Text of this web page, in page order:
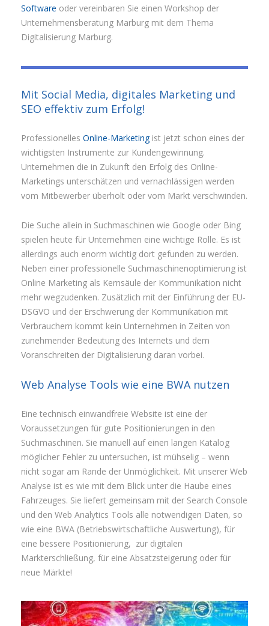
Software oder vereinbaren Sie einen Workshop der
Unternehmensberatung Marburg mit dem Thema
Digitalisierung Marburg.
Mit Social Media, digitales Marketing und
SEO effektiv zum Erfolg!
Professionelles Online-Marketingist jetzt schon eines der
wichtigsten Instrumente zur Kundengewinnung.
Unternehmen die in Zukunft den Erfolg des Online-
Marketings unterschätzen und vernachlässigen werden
vom Mitbewerber überholt oder vom Markt verschwinden.
Die Suche allein in Suchmaschinen wie Google oder Bing
spielen heute für Unternehmen eine wichtige Rolle. Es ist
allerdings auch enorm wichtig dort gefunden zu werden.
Neben einer professionelle Suchmaschinenoptimierung ist
Online Marketing als Kernsäule der Kommunikation nicht
mehr wegzudenken. Zusätzlich mit der Einführung der EU-
DSGVO und der Erschwerung der Kommunikation mit
Verbrauchern kommt kein Unternehmen in Zeiten von
zunehmender Bedeutung des Internets und dem
Voranschreiten der Digitalisierung daran vorbei.
Web Analyse Tools wie eine BWA nutzen
Eine technisch einwandfreie Website ist eine der
Voraussetzungen für gute Positionierungen in den
Suchmaschinen. Sie manuell auf einen langen Katalog
möglicher Fehler zu untersuchen, ist mühselig – wenn
nicht sogar am Rande der Unmöglichkeit. Mit unserer Web
Analyse ist es wie mit dem Blick unter die Haube eines
Fahrzeuges. Sie liefert gemeinsam mit der Search Console
und den Web Analytics Tools alle notwendigen Daten, so
wie eine BWA (Betriebswirtschaftliche Auswertung), für
eine bessere Positionierung, zur digitalen
Markterschließung, für eine Absatzsteigerung oder für
neue Märkte!